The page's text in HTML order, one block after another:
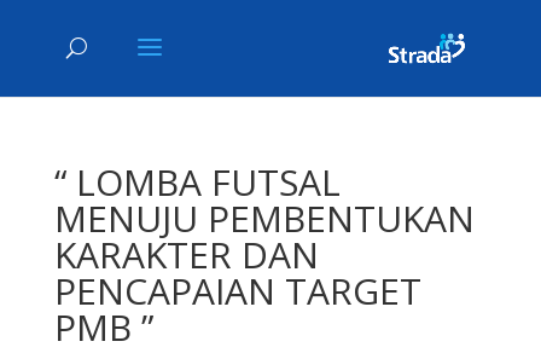
“ LOMBA FUTSAL
MENUJU PEMBENTUKAN
KARAKTER DAN
PENCAPAIAN TARGET
PMB ”